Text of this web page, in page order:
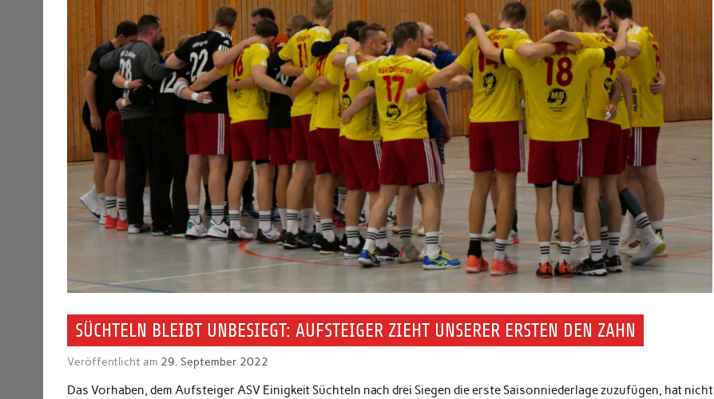
SÜCHTELN BLEIBT UNBESIEGT: AUFSTEIGER ZIEHT UNSERER ERSTEN DEN ZAHN
Veröffentlicht am 29. September 2022
Das Vorhaben, dem Aufsteiger ASV Einigkeit Süchteln nach drei Siegen die erste Saisonniederlage zuzufügen, hat nicht